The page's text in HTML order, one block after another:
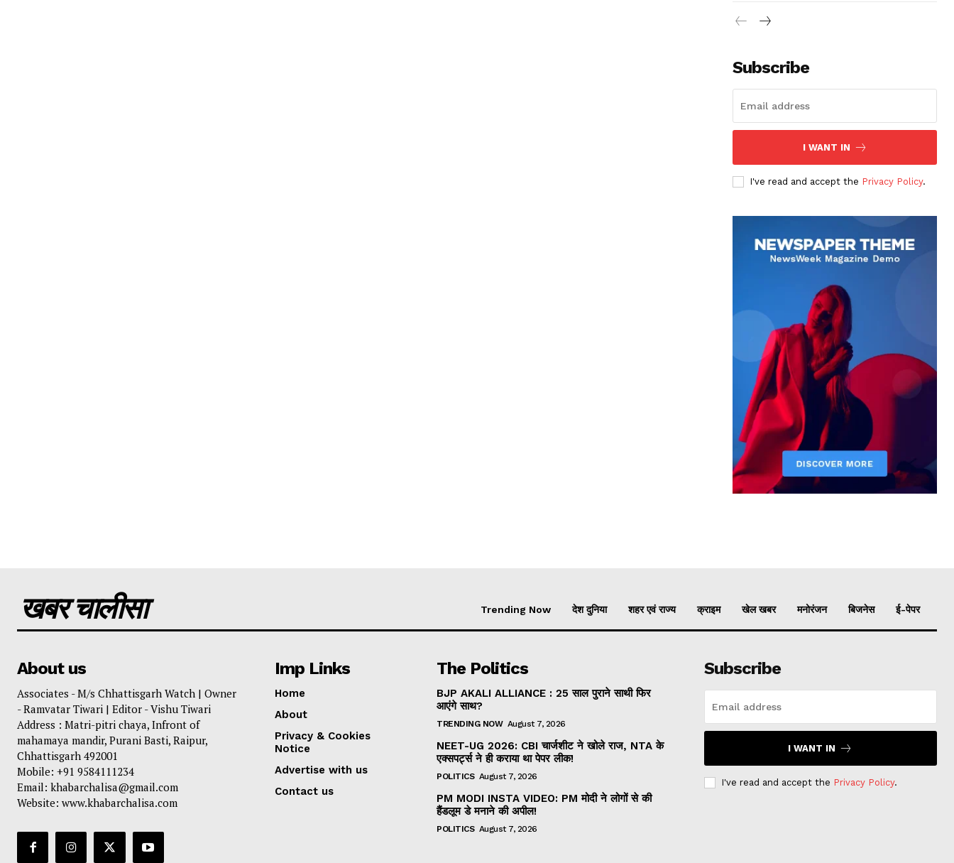
Subscribe
I WANT IN
I've read and accept the Privacy Policy.
खबर चालीसा Trending Now देश दुनिया शहर एवं राज्य क्राइम खेल खबर मनोरंजन बिजनेस ई-पेपर
About us
Associates - M/s Chhattisgarh Watch | Owner
- Ramvatar Tiwari | Editor - Vishu Tiwari
Address : Matri-pitri chaya, Infront of
mahamaya mandir, Purani Basti, Raipur,
Chhattisgarh 492001
Mobile: +91 9584111234
Email: khabarchalisa@gmail.com
Website: www.khabarchalisa.com
Imp Links
Home
About
Privacy & Cookies
Notice
Advertise with us
Contact us
The Politics
BJP AKALI ALLIANCE : 25 साल पुराने साथी फिर
आएंगे साथ?
TRENDING NOW August 7, 2026
NEET-UG 2026: CBI चार्जशीट ने खोले राज, NTA के
एक्सपर्ट्स ने ही कराया था पेपर लीक!
POLITICS August 7, 2026
PM MODI INSTA VIDEO: PM मोदी ने लोगों से की
हैंडलूम डे मनाने की अपील!
POLITICS August 7, 2026
Subscribe
I WANT IN
I've read and accept the Privacy Policy.